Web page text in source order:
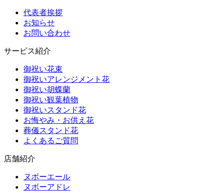
代表者挨拶
お知らせ
お問い合わせ
サービス紹介
御祝い花束
御祝いアレンジメント花
御祝い胡蝶蘭
御祝い観葉植物
御祝いスタンド花
お悔やみ・お供え花
葬儀スタンド花
よくあるご質問
店舗紹介
ヌボーエール
ヌボーアドレ